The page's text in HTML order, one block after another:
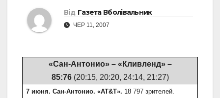
Від Газета Вболівальник
ЧЕР 11, 2007
«Сан-Антонио» – «Кливленд» –
85:76(20:15, 20:20, 24:14, 21:27)
7 июня. Сан-Антонио. «AT&T». 18 797 зрителей.